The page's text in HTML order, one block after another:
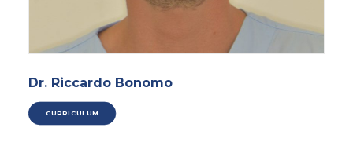
Dr. Riccardo Bonomo
CURRICULUM